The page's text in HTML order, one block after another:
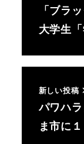
「ブラ
大学生
新しい投稿
パワハ
ま市に